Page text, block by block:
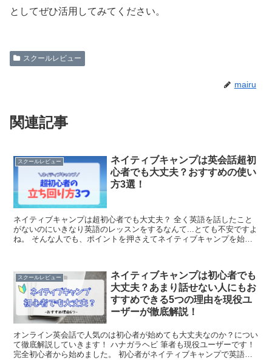
としてぜひ活用してみてください。
スクールレビュー
mairu
関連記事
スクールレビュー
ネイティブキャンプは英会話超初
心者でも大丈夫？おすすめの使い
方3選！
ネイティブキャンプは超初心者でも大丈夫？ 全く英語を話したこと
がないのにいきなり英語のレッスンをするなんて...とても不安ですよ
ね。 そんな人でも、ポイントを押さえてネイティブキャンプを始め
スクールレビュー
ネイティブキャンプは初心者でも
大丈夫？あまり話せない人にもお
すすめできる5つの理由を現役ユ
ーザーが徹底解説！
オンライン英会話で人気のは初心者が始めても大丈夫なのか？につい
て徹底解説していきます！ ハナガラヘビ 筆者も現役ユーザーです！
完全初心者から始めました。 初心者がネイティブキャンプで英語を